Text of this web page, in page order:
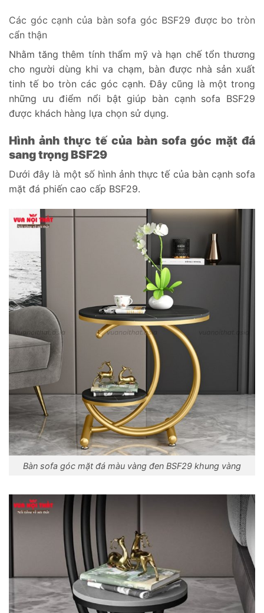
Các góc cạnh của bàn sofa góc BSF29 được bo tròn
cẩn thận
Nhằm tăng thêm tính thẩm mỹ và hạn chế tổn thương
cho người dùng khi va chạm, bàn được nhà sản xuất
tinh tế bo tròn các góc cạnh. Đây cũng là một trong
những ưu điểm nổi bật giúp bàn cạnh sofa BSF29
được khách hàng lựa chọn sử dụng.
Hình ảnh thực tế của bàn sofa góc mặt đá
sang trọng BSF29
Dưới đây là một số hình ảnh thực tế của bàn cạnh sofa
mặt đá phiến cao cấp BSF29.
Bàn sofa góc mặt đá màu vàng đen BSF29 khung vàng